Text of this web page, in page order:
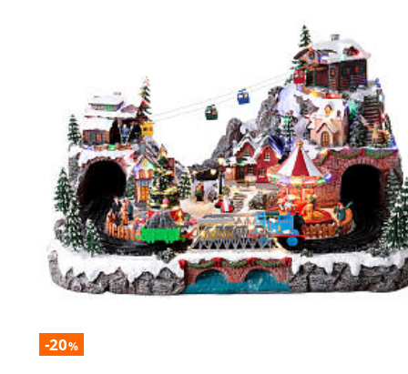
-20%